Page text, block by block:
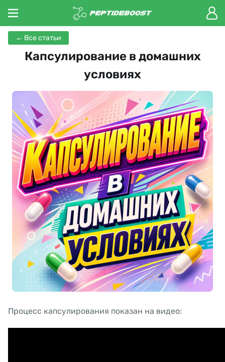
← Все статьи
Капсулирование в домашних
условиях
Процесс капсулирования показан на видео: